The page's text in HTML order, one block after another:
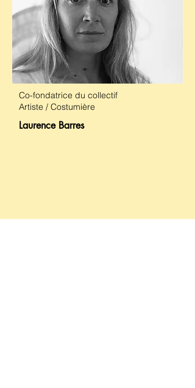
Co-fondatrice du collectif
Artiste / Costumière
Laurence Barres